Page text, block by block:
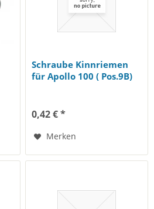
Schraube Kinnriemen
für Apollo 100 ( Pos.9B)
0,42 € *
Merken